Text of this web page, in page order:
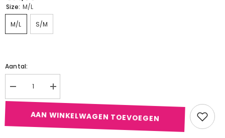
Size: M/L
M/L S/M
Aantal:
verlagen
Kanten
Met
Aantal
verhogen
voor
Kanten
String
Met
AAN WINKELWAGEN TOEVOEGEN